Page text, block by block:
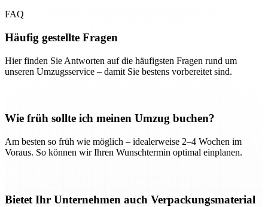
FAQ
Häufig gestellte Fragen
Hier finden Sie Antworten auf die häufigsten Fragen rund um
unseren Umzugsservice – damit Sie bestens vorbereitet sind.
Wie früh sollte ich meinen Umzug buchen?
Am besten so früh wie möglich – idealerweise 2–4 Wochen im
Voraus. So können wir Ihren Wunschtermin optimal einplanen.
Bietet Ihr Unternehmen auch Verpackungsmaterial